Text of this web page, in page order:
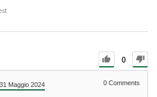
0
Maggio 2024 0 Comments